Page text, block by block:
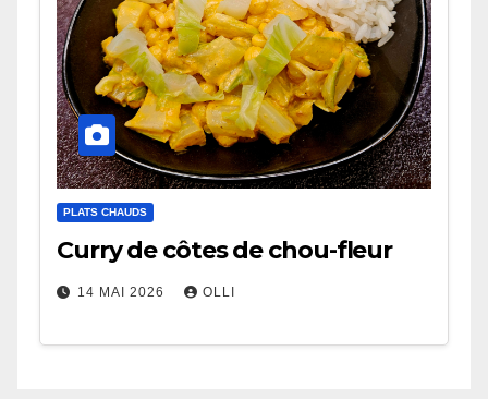
PLATS CHAUDS
Curry de côtes de chou-fleur
14 MAI 2026 OLLI